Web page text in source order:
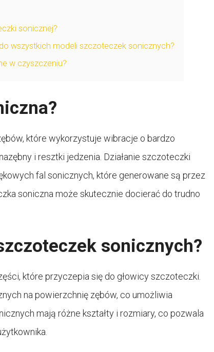
sonicznej?
wszystkich modeli szczoteczek sonicznych?
w czyszczeniu?
które wykorzystuje wibracje o bardzo
i resztki jedzenia. Działanie szczoteczki
fal sonicznych, które generowane są przez
soniczna może skutecznie docierać do trudno
sonicznych?
które przyczepia się do głowicy szczoteczki.
na powierzchnię zębów, co umożliwia
mają różne kształty i rozmiary, co pozwala